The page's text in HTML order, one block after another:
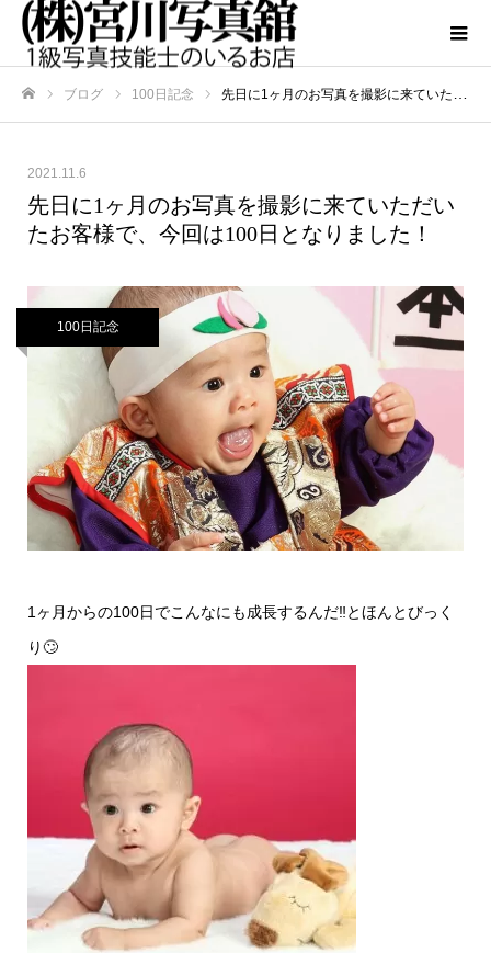
ブログ 100日記念 先日に1ヶ月のお写真を撮影に来ていただいたお客様で、今回は100日となりました！
2021.11.6
先日に1ヶ月のお写真を撮影に来ていただい
たお客様で、今回は100日となりました！
100日記念
1ヶ月からの100日でこんなにも成長するんだ‼️とほんとびっく
り🙄